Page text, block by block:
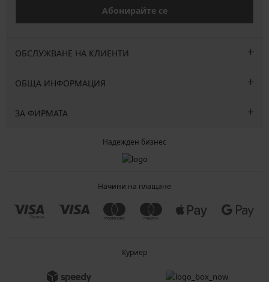
Абонирайте се
ОБСЛУЖВАНЕ НА КЛИЕНТИ
ОБЩА ИНФОРМАЦИЯ
ЗА ФИРМАТА
Надежден бизнес
Начини на плащане
Куриер